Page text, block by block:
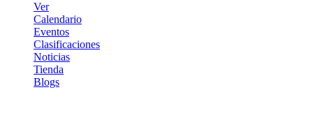
Ver
Calendario
Eventos
Clasificaciones
Noticias
Tienda
Blogs